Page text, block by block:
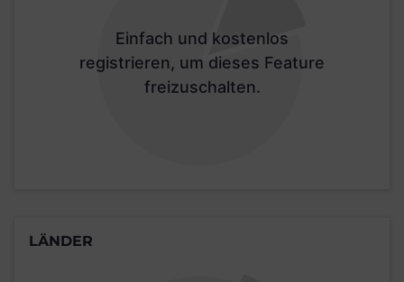
Einfach und kostenlos
registrieren, um dieses Feature
freizuschalten.
LÄNDER